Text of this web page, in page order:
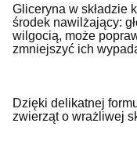
Gliceryna w składzie
środek nawilżający:
wilgocią, może
zmniejszyć ich
Dzięki delikatnej
zwierząt o wrażliwej